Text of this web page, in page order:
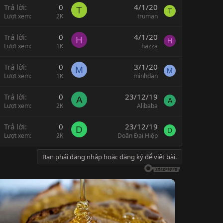
Trả lời 0
Lượt xem 2K
T 4/1/20
truman
T
Trả lời 0
Lượt xem 1K
H 4/1/20
hazza
H
Trả lời 0
Lượt xem 1K
M 3/1/20
minhdan
M
Trả lời 0
Lượt xem 2K
A 23/12/19
Alibaba
A
Trả lời 0
Lượt xem 2K
D 23/12/19
Doãn Đại Hiệp
D
Bạn phải đăng nhập hoặc đăng ký để viết bài.